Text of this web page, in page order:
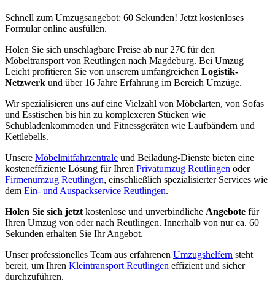
Schnell zum Umzugsangebot: 60 Sekunden! Jetzt kostenloses
Formular online ausfüllen.
Holen Sie sich unschlagbare Preise ab nur 27€ für den
Möbeltransport von Reutlingen nach Magdeburg. Bei Umzug
Leicht profitieren Sie von unserem umfangreichen Logistik-
Netzwerk und über 16 Jahre Erfahrung im Bereich Umzüge.
Wir spezialisieren uns auf eine Vielzahl von Möbelarten, von Sofas
und Esstischen bis hin zu komplexeren Stücken wie
Schubladenkommoden und Fitnessgeräten wie Laufbändern und
Kettlebells.
Unsere Möbelmitfahrzentrale und Beiladung-Dienste bieten eine
kosteneffiziente Lösung für Ihren Privatumzug Reutlingen oder
Firmenumzug Reutlingen, einschließlich spezialisierter Services wie
dem Ein- und Auspackservice Reutlingen.
Holen Sie sich jetzt kostenlose und unverbindliche Angebote für
Ihren Umzug von oder nach Reutlingen. Innerhalb von nur ca. 60
Sekunden erhalten Sie Ihr Angebot.
Unser professionelles Team aus erfahrenen Umzugshelfern steht
bereit, um Ihren Kleintransport Reutlingen effizient und sicher
durchzuführen.